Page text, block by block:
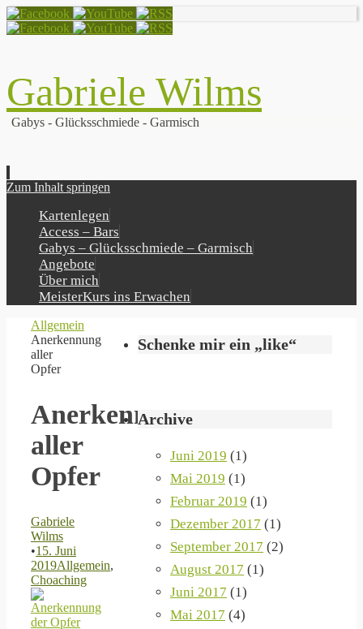
Gabriele Wilms
Gabys - Glücksschmiede - Garmisch
Zum Inhalt springen
Kartenlegen
Access – Bars
Gabys – Glücksschmiede – Garmisch
Angebote
Über mich
MeisterKurs ins Erwachen
Allgemein
Anerkennung
aller
Opfer
Anerkennung
aller
Opfer
Gabriele
Wilms
•15. Juni
2019Allgemein,
Choaching
Schenke mir ein „like“
Archive
Juni 2019 (1)
Mai 2019 (1)
Februar 2019 (1)
Dezember 2017 (1)
September 2017 (2)
August 2017 (1)
Juni 2017 (1)
Mai 2017 (4)